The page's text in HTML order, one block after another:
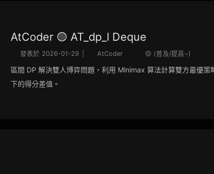
AtCoder 🟡 AT_dp_l Deque
發表於 2026-01-29 AtCoder 🟡 (普及/提高−)
區間 DP 解決雙人博弈問題，利用 Minimax 算法計算雙方最優策
下的得分差值。